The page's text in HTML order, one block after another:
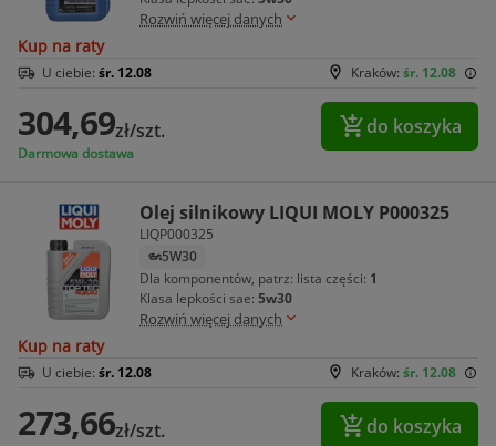
Rozwiń więcej danych
Kup na raty
Kraków: śr. 12.08
U ciebie: śr. 12.08
304,69zł/szt.
Darmowa dostawa
do koszyka
Olej silnikowy LIQUI MOLY P000325
LIQP000325
5W30
Dla komponentów, patrz: lista części: 1
Klasa lepkości sae: 5w30
Rozwiń więcej danych
Kup na raty
Kraków: śr. 12.08
U ciebie: śr. 12.08
273,66zł/szt. do koszyka